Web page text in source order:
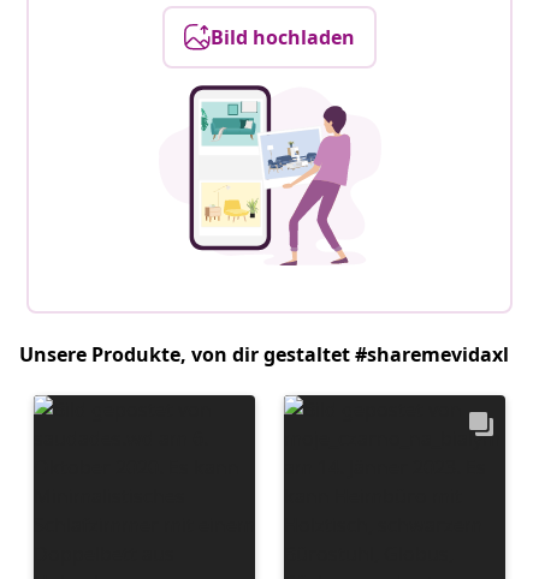
Bild hochladen
Unsere Produkte, von dir gestaltet #sharemevidaxl